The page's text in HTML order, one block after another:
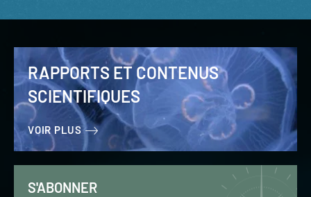
RAPPORTS ET CONTENUS
SCIENTIFIQUES
VOIR PLUS
S'ABONNER